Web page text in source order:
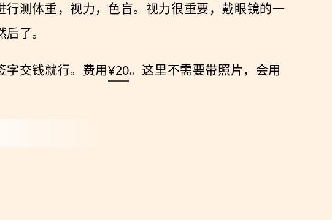
行测体重，视力，色盲。视力很重要，戴眼镜的一
了。
字交钱就行。费用¥20。这里不需要带照片，会用